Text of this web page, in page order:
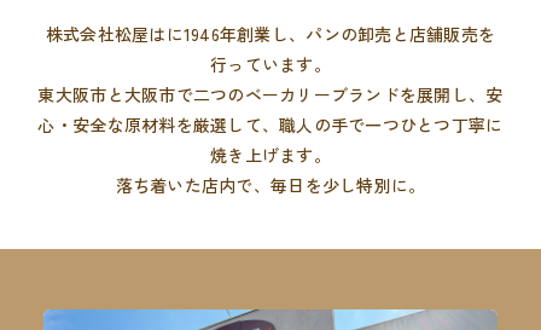
株式会社松屋はに1946年創業し、パンの卸売と店舗販売を
行っています。
東大阪市と大阪市で二つのベーカリーブランドを展開し、 安
心・安全な原材料を厳選して、職人の手で一つひとつ丁寧に
焼き上げます。
落ち着いた店内で、毎日を少し特別に。